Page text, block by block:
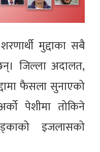
मुद्दाका सबै
जिल्ला अदालत,
फैसला सुनाएको
पेशीमा तोकिने
इजलासको